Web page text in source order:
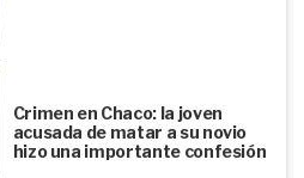
Crimen en Chaco: la joven
acusada de matar a su novio
hizo una importante confesión